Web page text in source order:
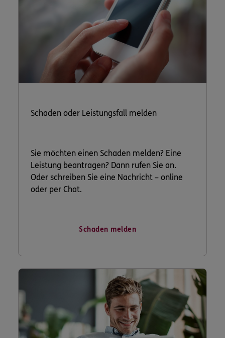
Schaden oder Leistungsfall melden
Sie möchten einen Schaden melden? Eine
Leistung beantragen? Dann rufen Sie an.
Oder schreiben Sie eine Nachricht – online
oder per Chat.
Schaden melden